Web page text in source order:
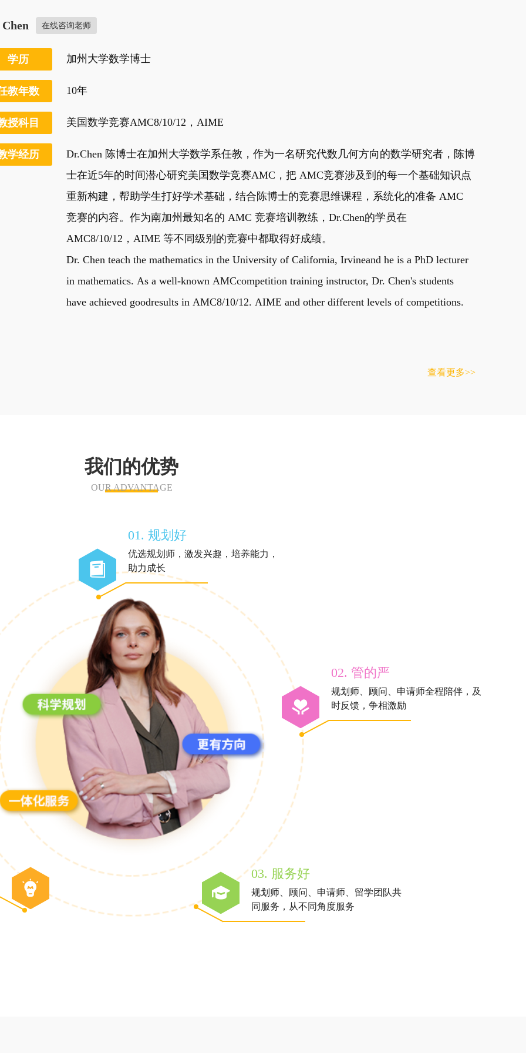
在线咨询老师
学历 加州大学数学博士
教年数 10年
授科目 美国数学竞赛AMC8/10/12，AIME
学经历
Dr.Chen 陈博士在加州大学数学系任教，作为一名研究代数几何方向的数学研究者，陈博
士在近5年的时间潜心研究美国数学竞赛AMC，把 AMC竞赛涉及到的每一个基础知识点
重新构建，帮助学生打好学术基础，结合陈博士的竞赛思维课程，系统化的准备 AMC
竞赛的内容。作为南加州最知名的 AMC 竞赛培训教练，Dr.Chen的学员在
AMC8/10/12，AIME 等不同级别的竞赛中都取得好成绩。
Dr. Chen teach the mathematics in the University of California, Irvineand he is a PhD lecturer
in mathematics. As a well-known AMCcompetition training instructor, Dr. Chen's students
have achieved goodresults in AMC8/10/12. AIME and other different levels of competitions.
查看更多
我们的优势
OUR ADVANTAGE
01. 规划好
优选规划师，激发兴趣，培养能力，
助力成长
02. 管的严
规划师、顾问、申请师全程陪伴，及
时反馈，争相激励
03. 服务好
规划师、顾问、申请师、留学团队共
同服务，从不同角度服务